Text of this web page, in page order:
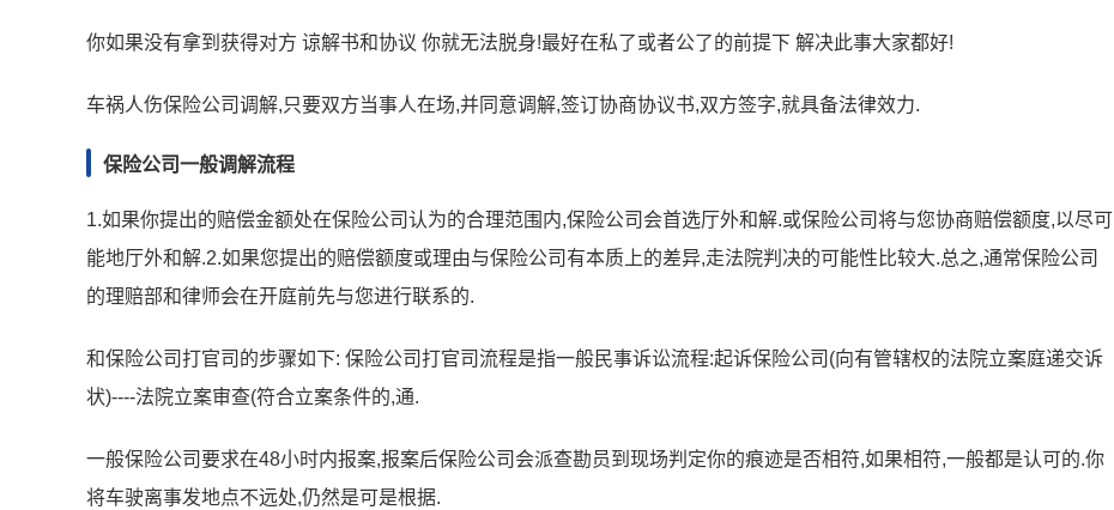
你如果没有拿到获得对方 谅解书和协议 你就无法脱身!最好在私了或者公了的前提下 解决此事大家都好!
车祸人伤保险公司调解,只要双方当事人在场,并同意调解,签订协商协议书,双方签字,就具备法律效力.
保险公司一般调解流程
1.如果你提出的赔偿金额处在保险公司认为的合理范围内,保险公司会首选厅外和解.或保险公司将与您协商赔偿额度,以尽可
能地厅外和解.2.如果您提出的赔偿额度或理由与保险公司有本质上的差异,走法院判决的可能性比较大.总之,通常保险公司
的理赔部和律师会在开庭前先与您进行联系的.
和保险公司打官司的步骤如下: 保险公司打官司流程是指一般民事诉讼流程:起诉保险公司(向有管辖权的法院立案庭递交诉
状)----法院立案审查(符合立案条件的,通.
一般保险公司要求在48小时内报案,报案后保险公司会派查勘员到现场判定你的痕迹是否相符,如果相符,一般都是认可的.你
将车驶离事发地点不远处,仍然是可是根据.